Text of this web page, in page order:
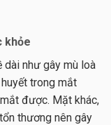
khỏe
dài như gây mù loà
trong mắt
được. Mặt khác,
thương nên gây